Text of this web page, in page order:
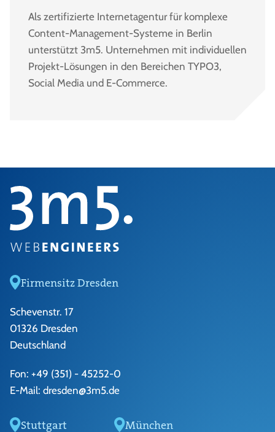
Als zertifizierte Internetagentur für komplexe
Content-Management-Systeme in Berlin
unterstützt 3m5. Unternehmen mit individuellen
Projekt-Lösungen in den Bereichen TYPO3,
Social Media und E-Commerce.
Firmensitz Dresden
Schevenstr. 17
01326 Dresden
Deutschland
Fon: +49 (351) - 45252-0
E-Mail: dresden@3m5.de
Stuttgart
München